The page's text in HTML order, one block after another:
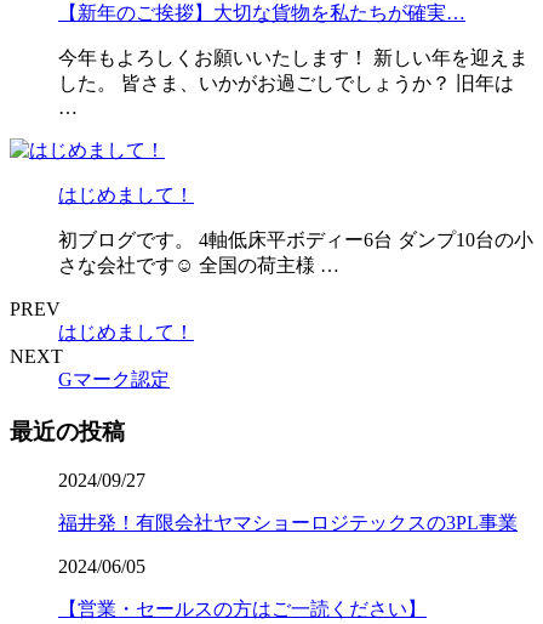
【新年のご挨拶】大切な貨物を私たちが確実…
今年もよろしくお願いいたします！ 新しい年を迎えま
した。 皆さま、いかがお過ごしでしょうか？ 旧年は
…
はじめまして！
初ブログです。 4軸低床平ボディー6台 ダンプ10台の小
さな会社です☺︎ 全国の荷主様 …
PREV
はじめまして！
NEXT
Gマーク認定
最近の投稿
2024/09/27
福井発！有限会社ヤマショーロジテックスの3PL事業
2024/06/05
【営業・セールスの方はご一読ください】